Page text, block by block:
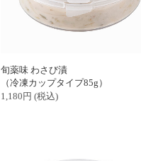
旬薬味 わさび漬
（冷凍カップタイプ85g）
1,180円(税込)